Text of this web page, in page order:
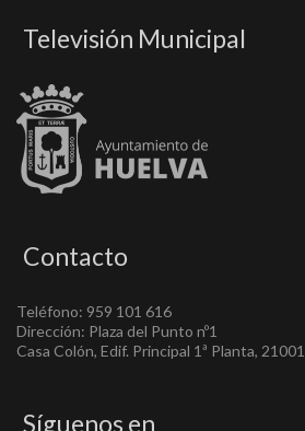
Televisión Municipal
Contacto
Teléfono: 959 101 616
Dirección: Plaza del Punto nº1
Casa Colón, Edif. Principal 1ª Planta, 21001
Síguenos en